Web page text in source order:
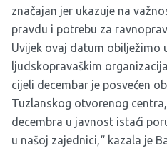
značajan jer ukazuje na
pravdu i potrebu za
Uvijek ovaj datum obilježimo
ljudskopravaškim
cijeli decembar je posvećen
Tuzlanskog otvorenog
decembra u javnost istaći
u našoj zajednici,“ kazala je